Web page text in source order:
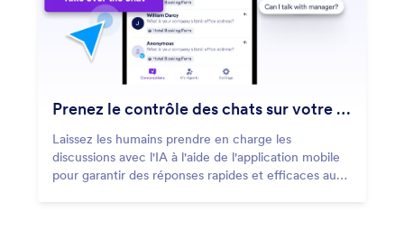
Prenez le contrôle des chats sur votre mobile
Laissez les humains prendre en charge les
discussions avec l'IA à l'aide de l'application mobile
pour garantir des réponses rapides et efficaces aux